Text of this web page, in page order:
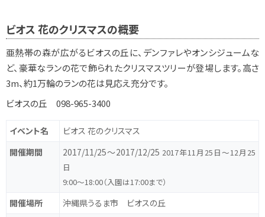
ビオス 花のクリスマスの概要
亜熱帯の森が広がるビオスの丘に、デンファレやオンシジュームな
ど、豪華なランの花で飾られたクリスマスツリーが登場します。高さ
3m、約1万輪のランの花は見応え充分です。
ビオスの丘 098-965-3400
イベント名
ビオス 花のクリスマス
開催期間
2017/11/25〜2017/12/25 2017年11月25日～12月25
日
9:00～18:00（入園は17:00まで）
開催場所
沖縄県うるま市 ビオスの丘